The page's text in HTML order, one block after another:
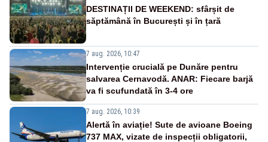
DESTINAȚII DE WEEKEND: sfârșit de
săptămână în București și în țară
7 aug. 2026, 10:47
Intervenție crucială pe Dunăre pentru
salvarea Cernavodă. ANAR: Fiecare barjă
va fi scufundată în 3-4 ore
7 aug. 2026, 10:39
Alertă în aviație! Sute de avioane Boeing
737 MAX, vizate de inspecții obligatorii,